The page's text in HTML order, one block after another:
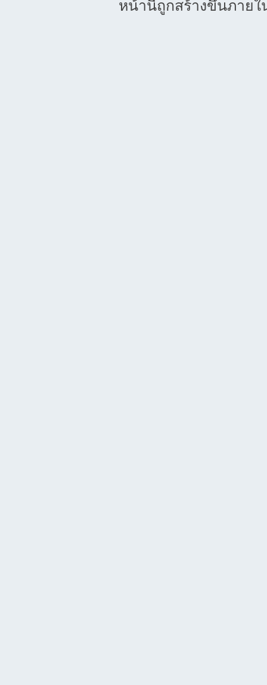
หน้านี้ถูกสร้างขึ้นภายใ